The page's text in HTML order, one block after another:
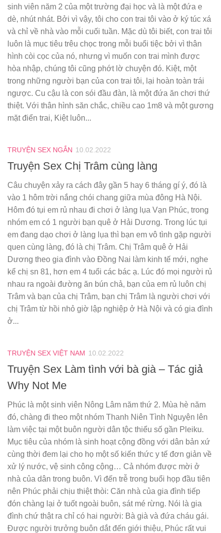
sinh viên năm 2 của một trường đại học và là một đứa e
dè, nhút nhát. Bởi vì vậy, tôi cho con trai tôi vào ở ký túc xá
và chỉ về nhà vào mỗi cuối tuần. Mặc dù tôi biết, con trai tôi
luôn là mục tiêu trêu chọc trong mỗi buổi tiệc bởi vì thân
hình còi cọc của nó, nhưng vì muốn con trai mình được
hòa nhập, chúng tôi cũng phớt lờ chuyện đó. Kiệt, một
trong những người bạn của con trai tôi, lại hoàn toàn trái
ngược. Cu cậu là con sói đầu đàn, là một đứa ăn chơi thứ
thiệt. Với thân hình săn chắc, chiều cao 1m8 và một gương
mặt điển trai, Kiệt luôn...
TRUYỆN SEX NGẮN 10.02.2022
Truyện Sex Chị Trâm cùng làng
Câu chuyện xảy ra cách đây gần 5 hay 6 tháng gí ý, đó là
vào 1 hôm trời nắng chói chang giữa mùa đông Hà Nội.
Hôm đó tụi em rủ nhau đi chơi ở làng lụa Vạn Phúc, trong
nhóm em có 1 người bạn quê ở Hải Dương. Trong lúc tụi
em đang dạo chơi ở làng lụa thì bạn em vô tình gặp người
quen cùng làng, đó là chị Trâm. Chị Trâm quê ở Hải
Dương theo gia đình vào Đồng Nai làm kinh tế mới, nghe
kể chị sn 81, hơn em 4 tuổi các bác ạ. Lúc đó mọi người rủ
nhau ra ngoài đường ăn bún chả, bạn của em rủ luôn chị
Trâm và bạn của chị Trâm, bạn chị Trâm là người chơi với
chị Trâm từ hồi nhỏ giờ lập nghiệp ở Hà Nội và có gia đình
ở...
TRUYỆN SEX VIỆT NAM 10.02.2022
Truyện Sex Làm tình với bà già – Tác giả
Why Not Me
Phúc là một sinh viên Nông Lâm năm thứ 2. Mùa hè năm
đó, chàng đi theo một nhóm Thanh Niên Tình Nguyện lên
làm việc tại một buôn người dân tộc thiểu số gần Pleiku.
Mục tiêu của nhóm là sinh hoạt cộng đồng với dân bản xứ
cùng thời đem lại cho họ một số kiến thức y tế đơn giản về
xử lý nước, vệ sinh công cộng… Cả nhóm được mời ở
nhà của dân trong buôn. Vì đến trễ trong buổi họp đầu tiên
nên Phúc phải chịu thiệt thòi: Căn nhà của gia đình tiếp
đón chàng lại ở tuốt ngoài buôn, sát mé rừng. Nói là gia
đình chứ thật ra chỉ có hai người: Bà già và đứa cháu gái.
Ðược người trưởng buôn dắt đến giới thiệu, Phúc rất vui